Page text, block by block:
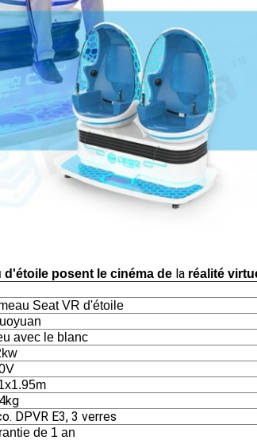
d'étoile posent le cinéma de la réalité
Seat VR d'étoile
avec le blanc
DPVR E3, 3 verres
de 1 an